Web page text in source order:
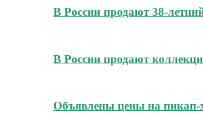
В России продают 38-
В России продают
Объявлены цены на пикап-